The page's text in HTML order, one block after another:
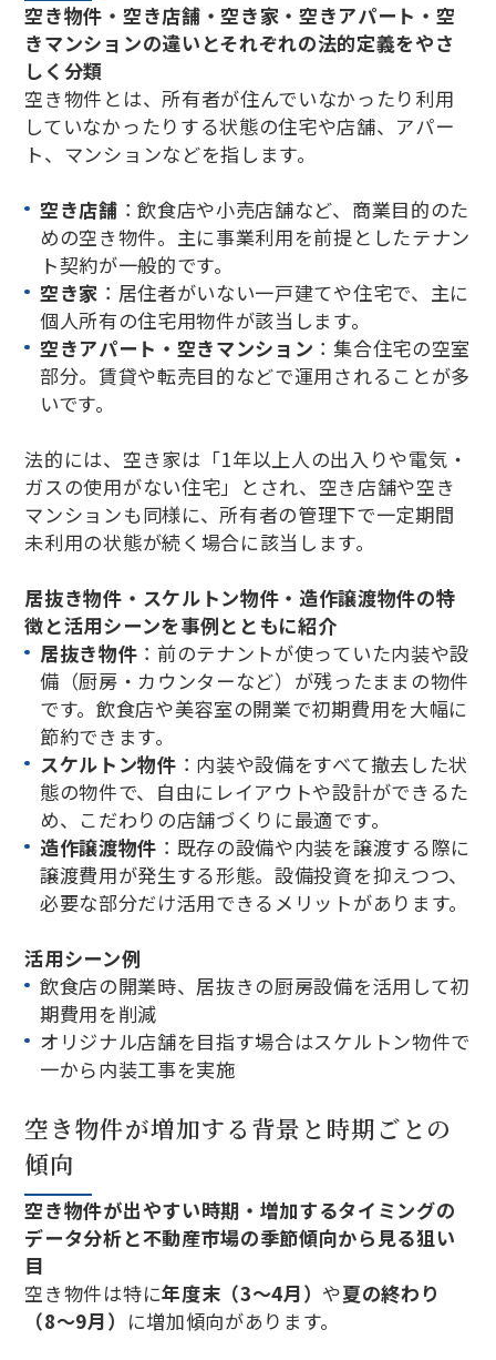
空き物件・空き店舗・空き家・空きアパート・空
きマンションの違いとそれぞれの法的定義をやさ
しく分類
空き物件とは、所有者が住んでいなかったり利用
していなかったりする状態の住宅や店舗、アパー
ト、マンションなどを指します。
空き店舗 ：飲食店や小売店舗など、商業目的のた
めの空き物件。主に事業利用を前提としたテナン
ト契約が一般的です。
空き家 ：居住者がいない一戸建てや住宅で、主に
個人所有の住宅用物件が該当します。
空きアパート・空きマンション ：集合住宅の空室
部分。賃貸や転売目的などで運用されることが多
いです。
法的には、空き家は「1年以上人の出入りや電気・
ガスの使用がない住宅」とされ、空き店舗や空き
マンションも同様に、所有者の管理下で一定期間
未利用の状態が続く場合に該当します。
居抜き物件・スケルトン物件・造作譲渡物件の特
徴と活用シーンを事例とともに紹介
居抜き物件 ：前のテナントが使っていた内装や設
備（厨房・カウンターなど）が残ったままの物件
です。飲食店や美容室の開業で初期費用を大幅に
節約できます。
スケルトン物件 ：内装や設備をすべて撤去した状
態の物件で、自由にレイアウトや設計ができるた
め、こだわりの店舗づくりに最適です。
造作譲渡物件 ：既存の設備や内装を譲渡する際に
譲渡費用が発生する形態。設備投資を抑えつつ、
必要な部分だけ活用できるメリットがあります。
活用シーン例
飲食店の開業時、居抜きの厨房設備を活用して初
期費用を削減
オリジナル店舗を目指す場合はスケルトン物件で
一から内装工事を実施
空き物件が増加する背景と時期ごとの
傾向
空き物件が出やすい時期・増加するタイミングの
データ分析と不動産市場の季節傾向から見る狙い
目
空き物件は特に年度末（3〜4月） や夏の終わり
（8〜9月） に増加傾向があります。